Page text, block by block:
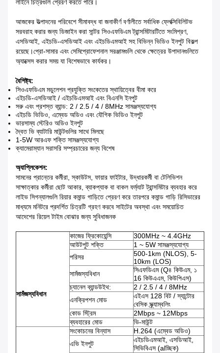
লাইনে চিত্রগুলি প্রেরণ করতে পারে।
আজকের উত্পাদনের পরিবেশে সীমাবদ্ধ বা জনাকীর্ণ বর্ণালীতে সর্বাধিক ফ্লেক্সিবিলিটভ
সরবরাহ করার জন্য ডিজাইন করা সান্টর সিওএফডিএম ট্রান্সমিটারটিতে সংমিশ্রণ,
এসডিআই, এইচডি-এসডিআই এবং এইচডিএমআই সহ বিভিন্ন ভিডিও ইনপুট বিকল্প
রয়েছে।প্রো-সামার এবং সেমিপ্রোফেশনাল সরঞ্জামগুলি থেকে ক্ষেত্রের উপাদানগুলিতে
অ্যাক্সেস করার সময় যা বিশেষভাবে কার্যকর।
বৈশিষ্ট্য:
সিওএফডিএম মডুলেশন প্রযুক্তি সংকেতের স্থায়িত্বের বীমা করে
এইচডি-এসডিআই / এইচডিএমআই এবং বিএনসি ইনপুট
সরু এবং প্রশস্ত ব্যান্ড: 2 / 2.5 / 4 / 8MHz সামঞ্জস্যযোগ্য
এইচডি ভিডিও, এম্বেড অডিও এবং যৌগিক ভিডিও ইনপুট
ভারসাম্য স্টেরিও অডিও ইনপুট
দ্বৈত ভি ব্যাটারি মাউন্টগুলির সাথে মিলছে
1-5W আরএফ শক্তি সামঞ্জস্যযোগ্য
ক্যামেরাম্যান সরাসরি সম্প্রচারের জন্য বিশেষ
অ্যাপ্লিকেশন:
সামনের প্রান্তের কর্মীরা, স্কাউটস, ফায়ার ফাইটার, উদ্ধারকর্মী বা টেলিভিশন
সাক্ষাত্কার কর্মীরা ছোট আকার, ব্যাকপ্যাক বা বাকল ফর্ম্যাট ট্রান্সমিটার ব্যবহার করে
লাইভ সিগন্যালগুলি রিয়ার কমান্ড গাড়িতে প্রেরণ করে তারপরে কমান্ড গাড়ি রিসিভারের
মাধ্যমে মনিটরে প্রদর্শিত চিত্রটি গ্রহণ করবে সাইটের অবস্থা এবং সময়োচিত
আদেশের রিয়েল টাইম বোঝার জন্য সুবিধাজনক
সামঁজস্যবিধান
কাজের ফ্রিকোয়েন্সি
300MHz ~ 4.4GHz
আউটপুট শক্তি
1 ~ 5W সামঞ্জস্যযোগ্য
পরিসর
500-1km (NLOS), 5-
10km (LOS)
সামঁজস্যবিধান
সিএফডিএম (Q৪ কিউএম, ১
16 কিউএএম, কিউপিএস)
চ্যানেল ব্যান্ডউইথ:
2 / 2.5 / 4 / 8MHz
এনক্রিপশন মোড
এইএস 128 বিট / স্যান্টোর
বেসিক স্ক্র্যাম্বলিং
কোড স্ট্রিম
2Mbps ~ 12Mbps
ব্যবহারের মোড
ভি-মাউন্ট
সংকোচনের বিন্যাস
H.264 (এম্বেড অডিও)
এভি ইনপুট
এইচডিএমআই, এসডিআই,
সিভিবিএস (alচ্ছিক)